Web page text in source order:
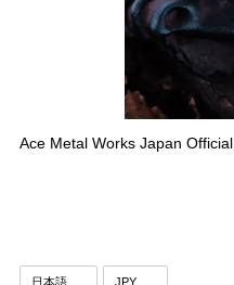
Ace Metal Works Japan Official